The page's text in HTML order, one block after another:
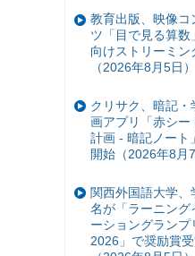
教育出版、映像コ
ツ「目で見る算数
向けストリーミン
（2026年8月5日）
クリサク、暗記・
画アプリ「赤シー
計画 - 暗記ノート
開始（2026年8月7
関西外国語大学、
名が「ラーニング
ーショングランプ
2026」で奨励賞